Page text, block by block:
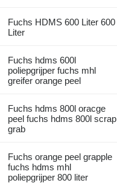
Fuchs HDMS 600 Liter 600
Liter
Fuchs hdms 600l
poliepgrijper fuchs mhl
greifer orange peel
Fuchs hdms 800l oracge
peel fuchs hdms 800l scrap
grab
Fuchs orange peel grapple
fuchs hdms mhl
poliepgrijper 800 liter